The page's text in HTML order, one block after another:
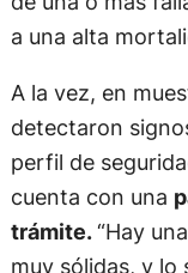
a una alta
A la vez, en
detectaron
perfil de
cuenta con una
trámite.“Hay
muy sólidas, y